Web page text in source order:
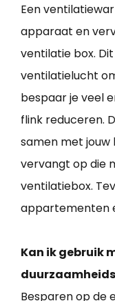
Een
apparaat en
ventilatie box.
ventilatielucht
bespaar je veel
flink reduceren.
samen met jouw
vervangt op die
ventilatiebox.
appartementen
Kan ik gebruik
Besparen op de